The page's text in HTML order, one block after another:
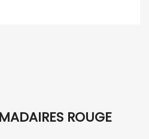
ROUGE